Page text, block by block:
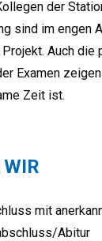
der
sind im engen
Auch die
Examen
Zeit ist.
mit
Abitur